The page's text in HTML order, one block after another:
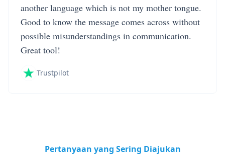
another language which is not my mother tongue.
Good to know the message comes across without
possible misunderstandings in communication.
Great tool!
Trustpilot
Pertanyaan yang Sering Diajukan